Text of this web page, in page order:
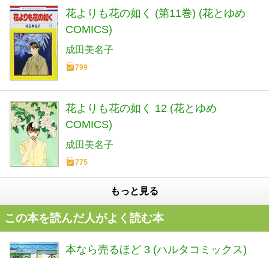
花よりも花の如く (第11巻) (花とゆめ
COMICS)
成田美名子
799
花よりも花の如く 12 (花とゆめ
COMICS)
成田美名子
775
もっと見る
この本を読んだ人がよく読む本
本なら売るほど 3 (ハルタコミックス)